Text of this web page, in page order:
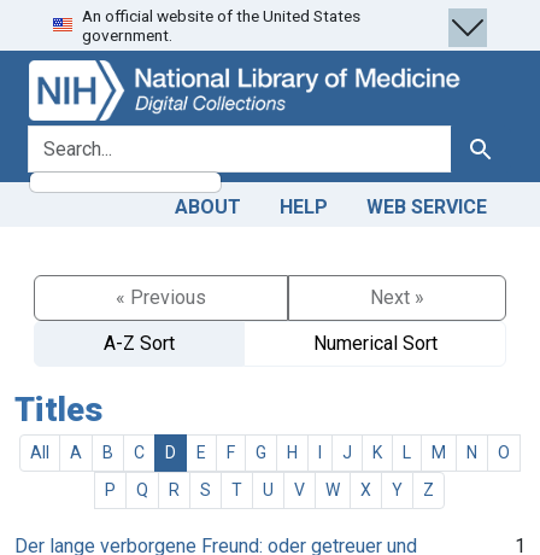
Skip
to
search
Skip to
main
content
An official website of the United States
government.
search for Search
ABOUT HELP WEB SERVICE
« Previous
Next »
A-Z Sort
Numerical Sort
Titles
All A B C D E F G H J K M N
O
P
Q R S T U V W X Y Z
Der lange verborgene Freund: oder getreuer und
1